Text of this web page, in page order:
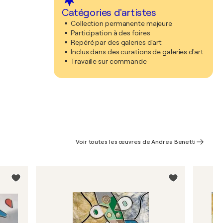
Catégories d'artistes
Collection permanente majeure
Participation à des foires
Repéré par des galeries d'art
Inclus dans des curations de galeries d'art
Travaille sur commande
Voir toutes les œuvres de Andrea Benetti